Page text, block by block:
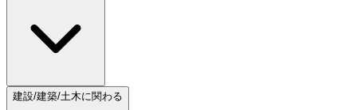
建設/建築/土木に関わる